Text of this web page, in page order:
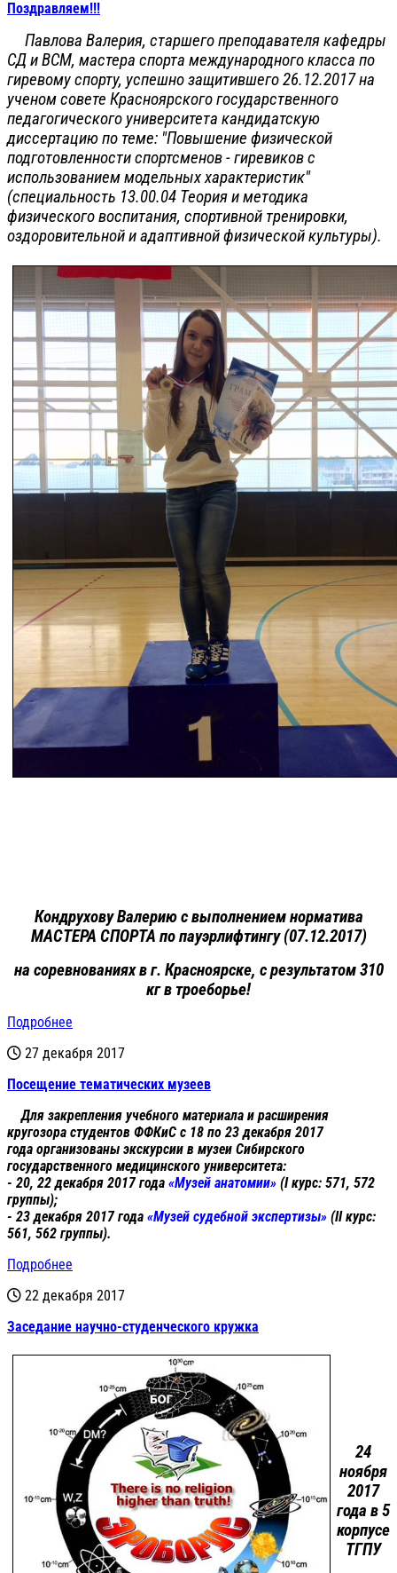
Поздравляем!!!
Павлова Валерия, старшего преподавателя кафедры
СД и ВСМ, мастера спорта международного класса по
гиревому спорту, успешно защитившего 26.12.2017 на
ученом совете Красноярского государственного
педагогического университета кандидатскую
диссертацию по теме: "Повышение физической
подготовленности спортсменов - гиревиков с
использованием модельных характеристик"
(специальность 13.00.04 Теория и методика
физического воспитания, спортивной тренировки,
оздоровительной и адаптивной физической культуры).
Кондрухову Валерию с выполнением норматива
МАСТЕРА СПОРТА по пауэрлифтингу (07.12.2017)
на соревнованиях в г. Красноярске, с результатом 310
кг в троеборье!
Подробнее
27 декабря 2017
Посещение тематических музеев
Для закрепления учебного материала и расширения
кругозора студентов ФФКиС с 18 по 23 декабря 2017
года организованы экскурсии в музеи Сибирского
государственного медицинского университета:
- 20, 22 декабря 2017 года «Музей анатомии» (I курс: 571, 572
группы);
- 23 декабря 2017 года «Музей судебной экспертизы» (II курс:
561, 562 группы).
Подробнее
22 декабря 2017
Заседание научно-студенческого кружка
24
ноября
2017
года в 5
корпусе
ТГПУ